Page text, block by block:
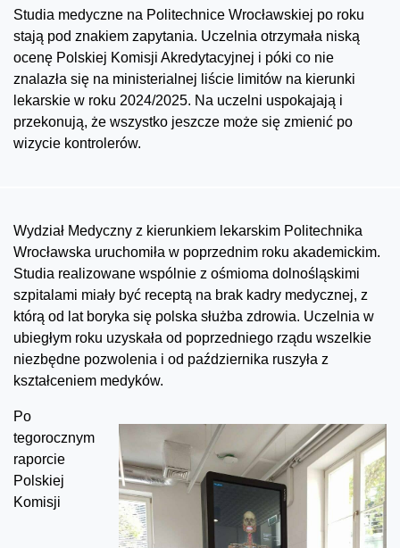
Studia medyczne na Politechnice Wrocławskiej po roku
stają pod znakiem zapytania. Uczelnia otrzymała niską
ocenę Polskiej Komisji Akredytacyjnej i póki co nie
znalazła się na ministerialnej liście limitów na kierunki
lekarskie w roku 2024/2025. Na uczelni uspokajają i
przekonują, że wszystko jeszcze może się zmienić po
wizycie kontrolerów.
Wydział Medyczny z kierunkiem lekarskim Politechnika
Wrocławska uruchomiła w poprzednim roku akademickim.
Studia realizowane wspólnie z ośmioma dolnośląskimi
szpitalami miały być receptą na brak kadry medycznej, z
którą od lat boryka się polska służba zdrowia. Uczelnia w
ubiegłym roku uzyskała od poprzedniego rządu wszelkie
niezbędne pozwolenia i od października ruszyła z
kształceniem medyków.
Po
tegorocznym
raporcie
Polskiej
Komisji